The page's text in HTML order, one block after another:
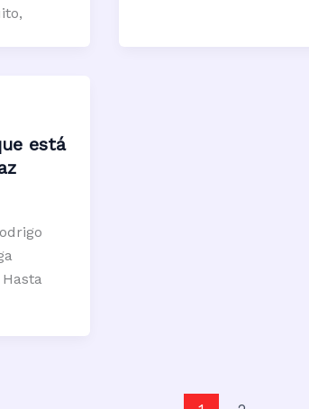
está